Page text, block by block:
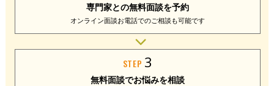
専門家との無料面談を予約
オンライン面談お電話でのご相談も可能です
STEP 3
無料面談でお悩みを相談